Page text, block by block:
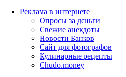
Реклама в интернете
Опросы за деньги
Свежие анекдоты
Новости Банков
Сайт для фотографов
Кулинарные рецепты
Chudo.money